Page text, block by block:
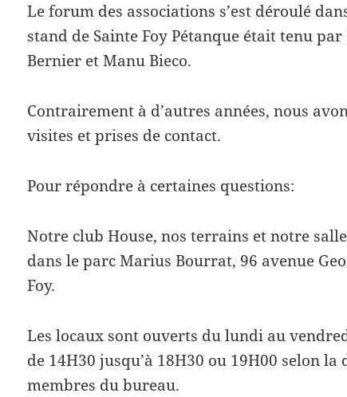
Le forum des associations s’est déroulé
stand de Sainte Foy Pétanque était tenu
Bernier et Manu Bieco.
Contrairement à d’autres années, nous
visites et prises de contact.
Pour répondre à certaines questions:
Notre club House, nos terrains et notre
dans le parc Marius Bourrat, 96 avenue
Foy.
Les locaux sont ouverts du lundi au
de 14H30 jusqu’à 18H30 ou 19H00 selon
membres du bureau.